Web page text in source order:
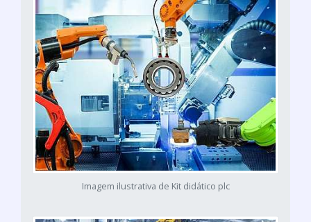
Imagem ilustrativa de Kit didático plc